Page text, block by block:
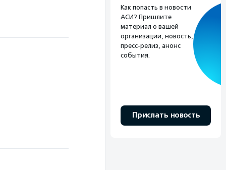
Как попасть в новости
АСИ? Пришлите
материал о вашей
организации, новость,
пресс-релиз, анонс
события.
Прислать новость